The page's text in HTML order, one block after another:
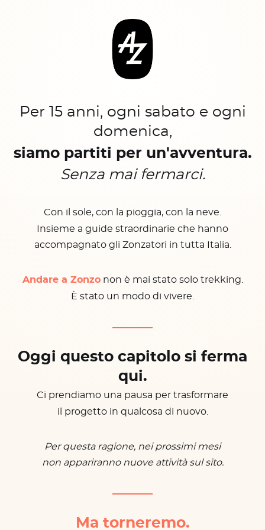
Per 15 anni, ogni sabato e ogni
domenica,
siamo partiti per un'avventura.
Senza mai fermarci.
Con il sole, con la pioggia, con la neve.
Insieme a guide straordinarie che hanno
accompagnato gli Zonzatori in tutta Italia.
Andare a Zonzonon è mai stato solo trekking.
È stato un modo di vivere.
Oggi questo capitolo si ferma
qui.
Ci prendiamo una pausa per trasformare
il progetto in qualcosa di nuovo.
Per questa ragione, nei prossimi mesi
non appariranno nuove attività sul sito.
Ma torneremo.